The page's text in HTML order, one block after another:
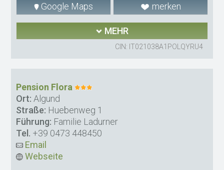
Google Maps merken
MEHR
CIN: IT021038A1POLQYRU4
Pension Flora
Ort: Algund
Straße: Huebenweg 1
Führung: Familie Ladurner
Tel. +39 0473 448450
Email
Webseite